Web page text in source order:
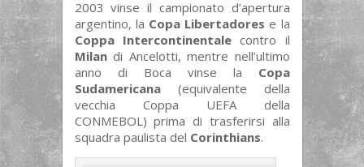
2003 vinse il campionato d’apertura
argentino, la Copa Libertadores e la
Coppa Intercontinentalecontro il
Milandi Ancelotti, mentre nell’ultimo
anno di Boca vinse la Copa
Sudamericana(equivalente della
vecchia Coppa UEFA della
CONMEBOL) prima di trasferirsi alla
squadra paulista del Corinthians.